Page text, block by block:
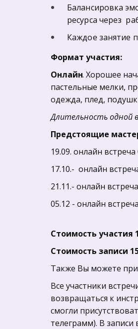
Балансировка
ресурса через
Каждое занятие
Формат участия:
Онлайн. Хорошее
пастельные мелки,
одежда, плед,
Длительность одной
Предстоящие
19.09. онлайн
17.10.-  онлайн
21.11.- онлайн
05.12 - онлайн
Стоимость участия
Стоимость записи
Также Вы можете
Все участники
возвращаться к
смогли
телеграмм). В